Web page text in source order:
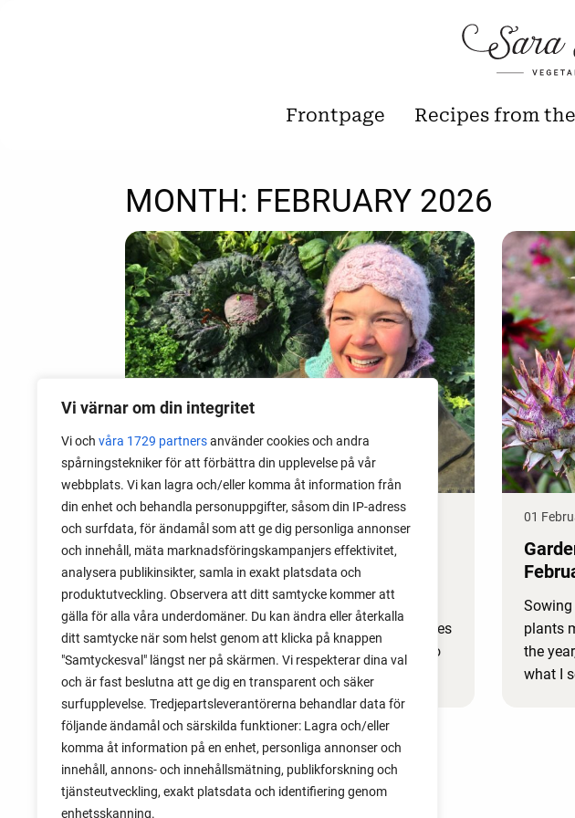
Vi värnar om din integritet
Vi och våra 1729 partnersanvänder cookies och andra
spårningstekniker för att förbättra din upplevelse på vår
webbplats. Vi kan lagra och/eller komma åt information från
din enhet och behandla personuppgifter, såsom din IP-adress
och surfdata, för ändamål som att ge dig personliga annonser
och innehåll, mäta marknadsföringskampanjers effektivitet,
analysera publikinsikter, samla in exakt platsdata och
produktutveckling. Observera att ditt samtycke kommer att
gälla för alla våra underdomäner. Du kan ändra eller återkalla
ditt samtycke när som helst genom att klicka på knappen
"Samtyckesval" längst ner på skärmen. Vi respekterar dina val
och är fast beslutna att ge dig en transparent och säker
surfupplevelse. Tredjepartsleverantörerna behandlar data för
följande ändamål och särskilda funktioner: Lagra och/eller
komma åt information på en enhet, personliga annonser och
innehåll, annons- och innehållsmätning, publikforskning och
tjänsteutveckling, exakt platsdata och identifiering genom
enhetsskanning.
Frontpage Recipes from
MONTH: FEBRUARY 2026
27 February 2026
How to grow savoy cabbage
In May, I harvest my first savoy cabbages. I
grow savoy cabbage that matures in the
polytunnel several months before the cabbages
in the outdoor beds are ready. Keep reading to
learn how!
01
Sowing
plants
the
what I